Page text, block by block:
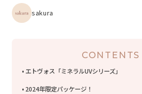
sakura
CONTENTS
エトヴォス「ミネラルUVシリーズ」
2024年限定パッケージ！